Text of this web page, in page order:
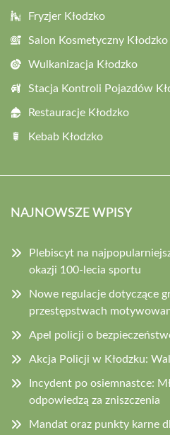
Fryzjer Kłodzko
Salon Kosmetyczny Kłodzko
Wulkanizacja Kłodzko
Stacja Kontroli Pojazdów
Restauracje Kłodzko
Kebab Kłodzko
NAJNOWSZE WPISY
Plebiscyt na
okazji 100-lecia sportu
Nowe regulacje dotyczące
przestępstwach
Apel policji o
Akcja Policji w Kłodzku:
Incydent po osiemnastce:
odpowiedzą za zniszczenia
Mandat oraz punkty karne